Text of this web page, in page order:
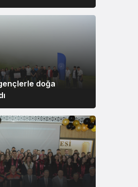
doğa